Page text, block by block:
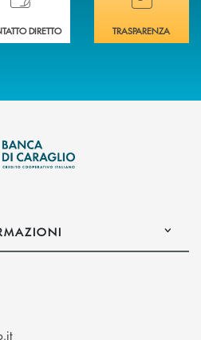
DIRETTO TRASPARENZA
(si apre l’app di posta elettronica)